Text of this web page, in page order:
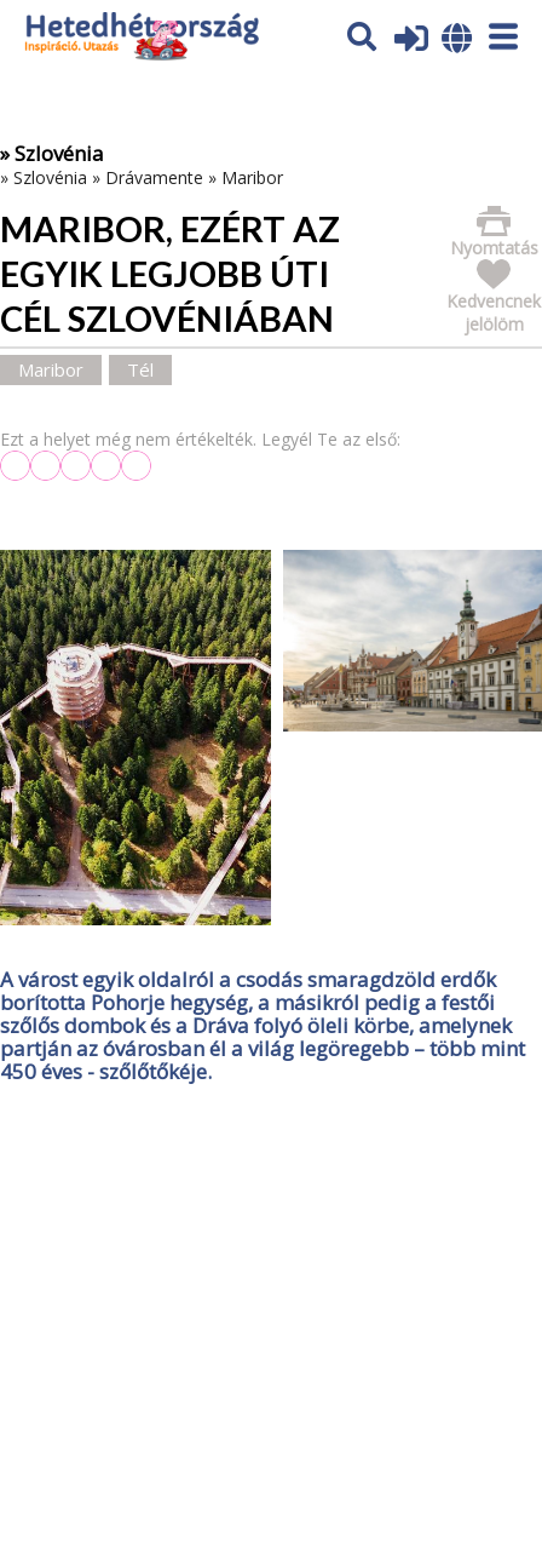
Az oldal sütiket (cookies) használ. További tájékoztatás itt:
Adatvédelmi tájékoztató
» Szlovénia
» Szlovénia » Drávamente » Maribor
MARIBOR, EZÉRT AZ
EGYIK LEGJOBB ÚTI
CÉL SZLOVÉNIÁBAN
Nyomtatás
Kedvencnek
jelölöm
Maribor Tél
Ezt a helyet még nem értékelték. Legyél Te az első:
A várost egyik oldalról a csodás smaragdzöld erdők
borította Pohorje hegység, a másikról pedig a festői
szőlős dombok és a Dráva folyó öleli körbe, amelynek
partján az óvárosban él a világ legöregebb – több mint
450 éves - szőlőtőkéje.